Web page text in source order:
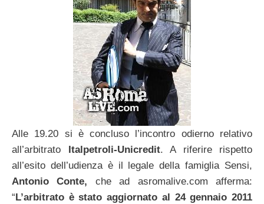
Alle 19.20 si è concluso l’incontro odierno relativo
all’arbitrato
Italpetroli-Unicredit. A riferire rispetto
all’esito dell’udienza è il legale della famiglia Sensi,
Antonio Conte, che ad asromalive.com afferma:
“ L’arbitrato è stato aggiornato al 24 gennaio 2011